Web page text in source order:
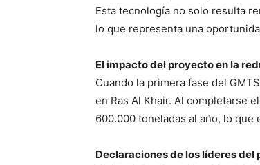
Esta tecnología no solo resulta
lo que representa una
El impacto del proyecto en la
Cuando la primera fase del
en Ras Al Khair. Al completarse
600.000 toneladas al año, lo
Declaraciones de los líderes del